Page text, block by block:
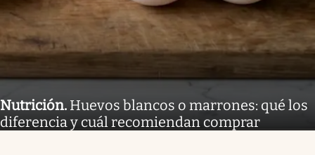
Nutrición. Huevos blancos o marrones: qué los
diferencia y cuál recomiendan comprar